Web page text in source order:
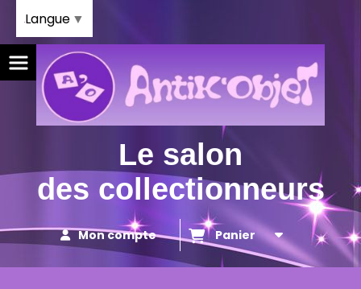
Le salon
des collectionneurs
Mon compte Panier
Langue ▼